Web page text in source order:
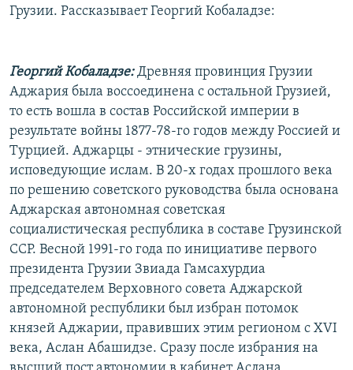
Грузии. Рассказывает Георгий Кобаладзе:
Георгий Кобаладзе:Древняя провинция Грузии
Аджария была воссоединена с остальной Грузией,
то есть вошла в состав Российской империи в
результате войны 1877-78-го годов между Россией и
Турцией. Аджарцы - этнические грузины,
исповедующие ислам. В 20-х годах прошлого века
по решению советского руководства была основана
Аджарская автономная советская
социалистическая республика в составе Грузинской
ССР. Весной 1991-го года по инициативе первого
президента Грузии Звиада Гамсахурдиа
председателем Верховного совета Аджарской
автономной республики был избран потомок
князей Аджарии, правивших этим регионом с XVI
века, Аслан Абашидзе. Сразу после избрания на